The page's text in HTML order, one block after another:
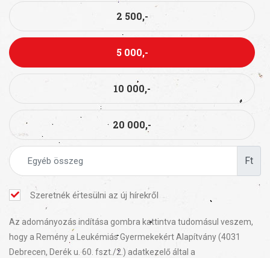
2 500,-
5 000,-
10 000,-
20 000,-
Ft
Szeretnék értesülni az új hírekről
Az adományozás indítása gombra kattintva tudomásul veszem,
hogy a Remény a Leukémiás Gyermekekért Alapítvány (4031
Debrecen, Derék u. 60. fszt./2.) adatkezelő által a